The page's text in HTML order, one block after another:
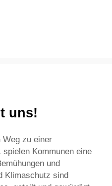
uns!
Weg zu einer
Kommunen eine
und
Klimaschutz sind